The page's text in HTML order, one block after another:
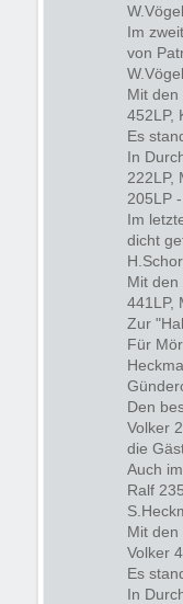
Im
von
Mit den
452LP,
Es
In
222LP,
205LP
Im
dicht
Mit den
441LP,
Zur
Für
Den
Volker
die
Auch
Ralf
Mit den
Volker
Es
In